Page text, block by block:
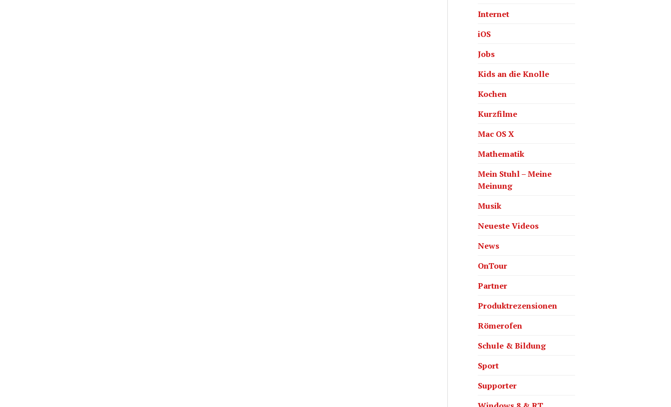
Internet
iOS
Jobs
Kids an die Knolle
Kochen
Kurzfilme
Mac OS X
Mathematik
Mein Stuhl – Meine
Meinung
Musik
Neueste Videos
News
OnTour
Partner
Produktrezensionen
Römerofen
Schule & Bildung
Sport
Supporter